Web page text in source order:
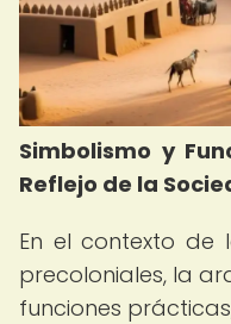
Simbolismo y
Reflejo de la
En el contexto de
precoloniales, la
funciones